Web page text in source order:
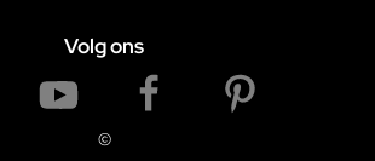
Volg ons
©